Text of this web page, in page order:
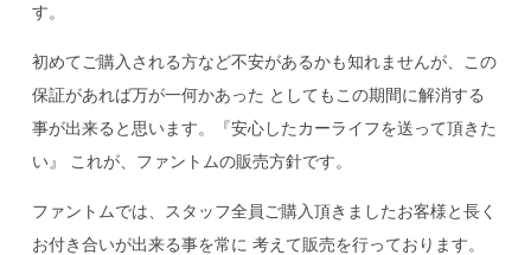
す。
初めてご購入される方など不安があるかも知れませんが、この
保証があれば万が一何かあった としてもこの期間に解消する
事が出来ると思います。『安心したカーライフを送って頂きた
い』 これが、ファントムの販売方針です。
ファントムでは、スタッフ全員ご購入頂きましたお客様と長く
お付き合いが出来る事を常に 考えて販売を行っております。